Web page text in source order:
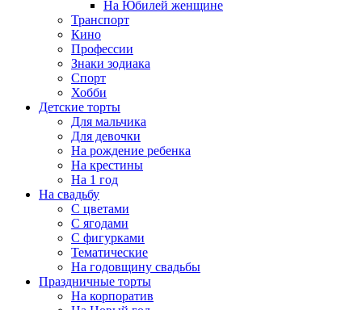
На Юбилей женщине
Транспорт
Кино
Профессии
Знаки зодиака
Спорт
Хобби
Детские торты
Для мальчика
Для девочки
На рождение ребенка
На крестины
На 1 год
На свадьбу
С цветами
С ягодами
С фигурками
Тематические
На годовщину свадьбы
Праздничные торты
На корпоратив